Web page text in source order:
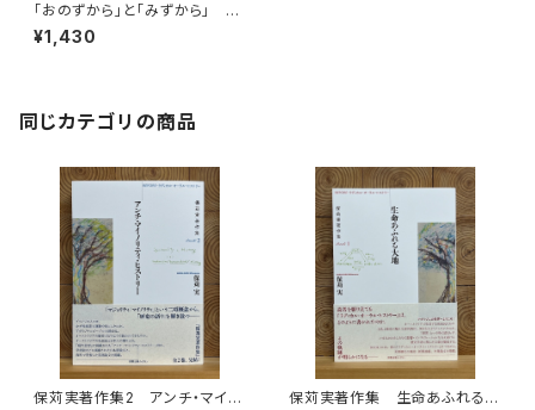
「おのずから」と「みずから」 日
本思想の基層
¥1,430
同じカテゴリの商品
保苅実著作集2 アンチ・マイノ
保苅実著作集 生命あふれる大